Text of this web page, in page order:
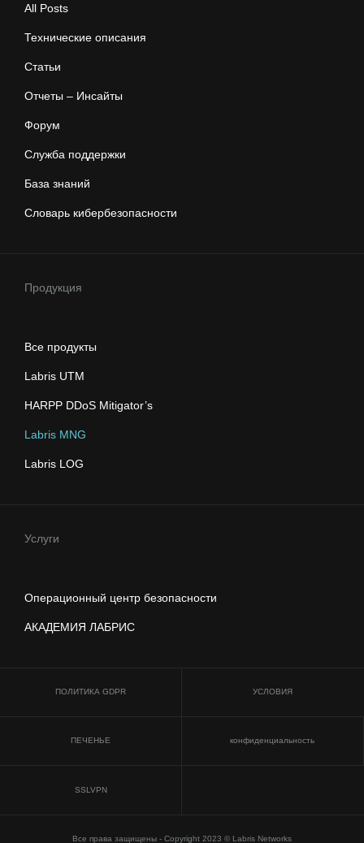
All Posts
Технические описания
Статьи
Отчеты – Инсайты
Форум
Служба поддержки
База знаний
Словарь кибербезопасности
Продукция
Все продукты
Labris UTM
HARPP DDoS Mitigator’s
Labris MNG
Labris LOG
Услуги
Операционный центр безопасности
АКАДЕМИЯ ЛАБРИС
ПОЛИТИКА GDPR УСЛОВИЯ
ПЕЧЕНЬЕ конфиденциальность
SSLVPN
Все права защищены - Copyright 2023 © Labris Networks